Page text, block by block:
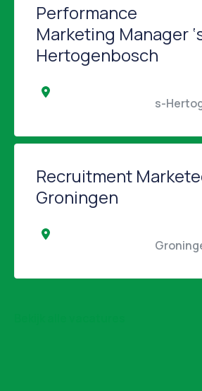
Performance
Marketing Manager
Hertogenbosch
Recruitment
Groningen